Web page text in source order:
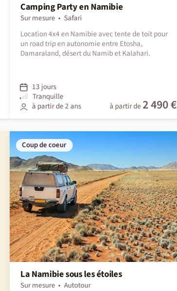
Camping Party en Namibie
Sur mesure
Safari
Location 4x4 en Namibie avec tente de toit pour
un road trip en autonomie entre Etosha,
Damaraland, désert du Namib et Kalahari.
13 jours
Tranquille
à partir de 2 ans
à partir de 2 490 €
Coup de coeur
La Namibie sous les étoiles
Sur mesure
Autotour